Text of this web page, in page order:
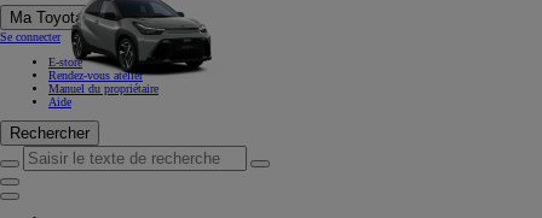
Ma Toyota
Se connecter
E-store
Rendez-vous atelier
Manuel du propriétaire
Aide
Rechercher
Click to search Retirer